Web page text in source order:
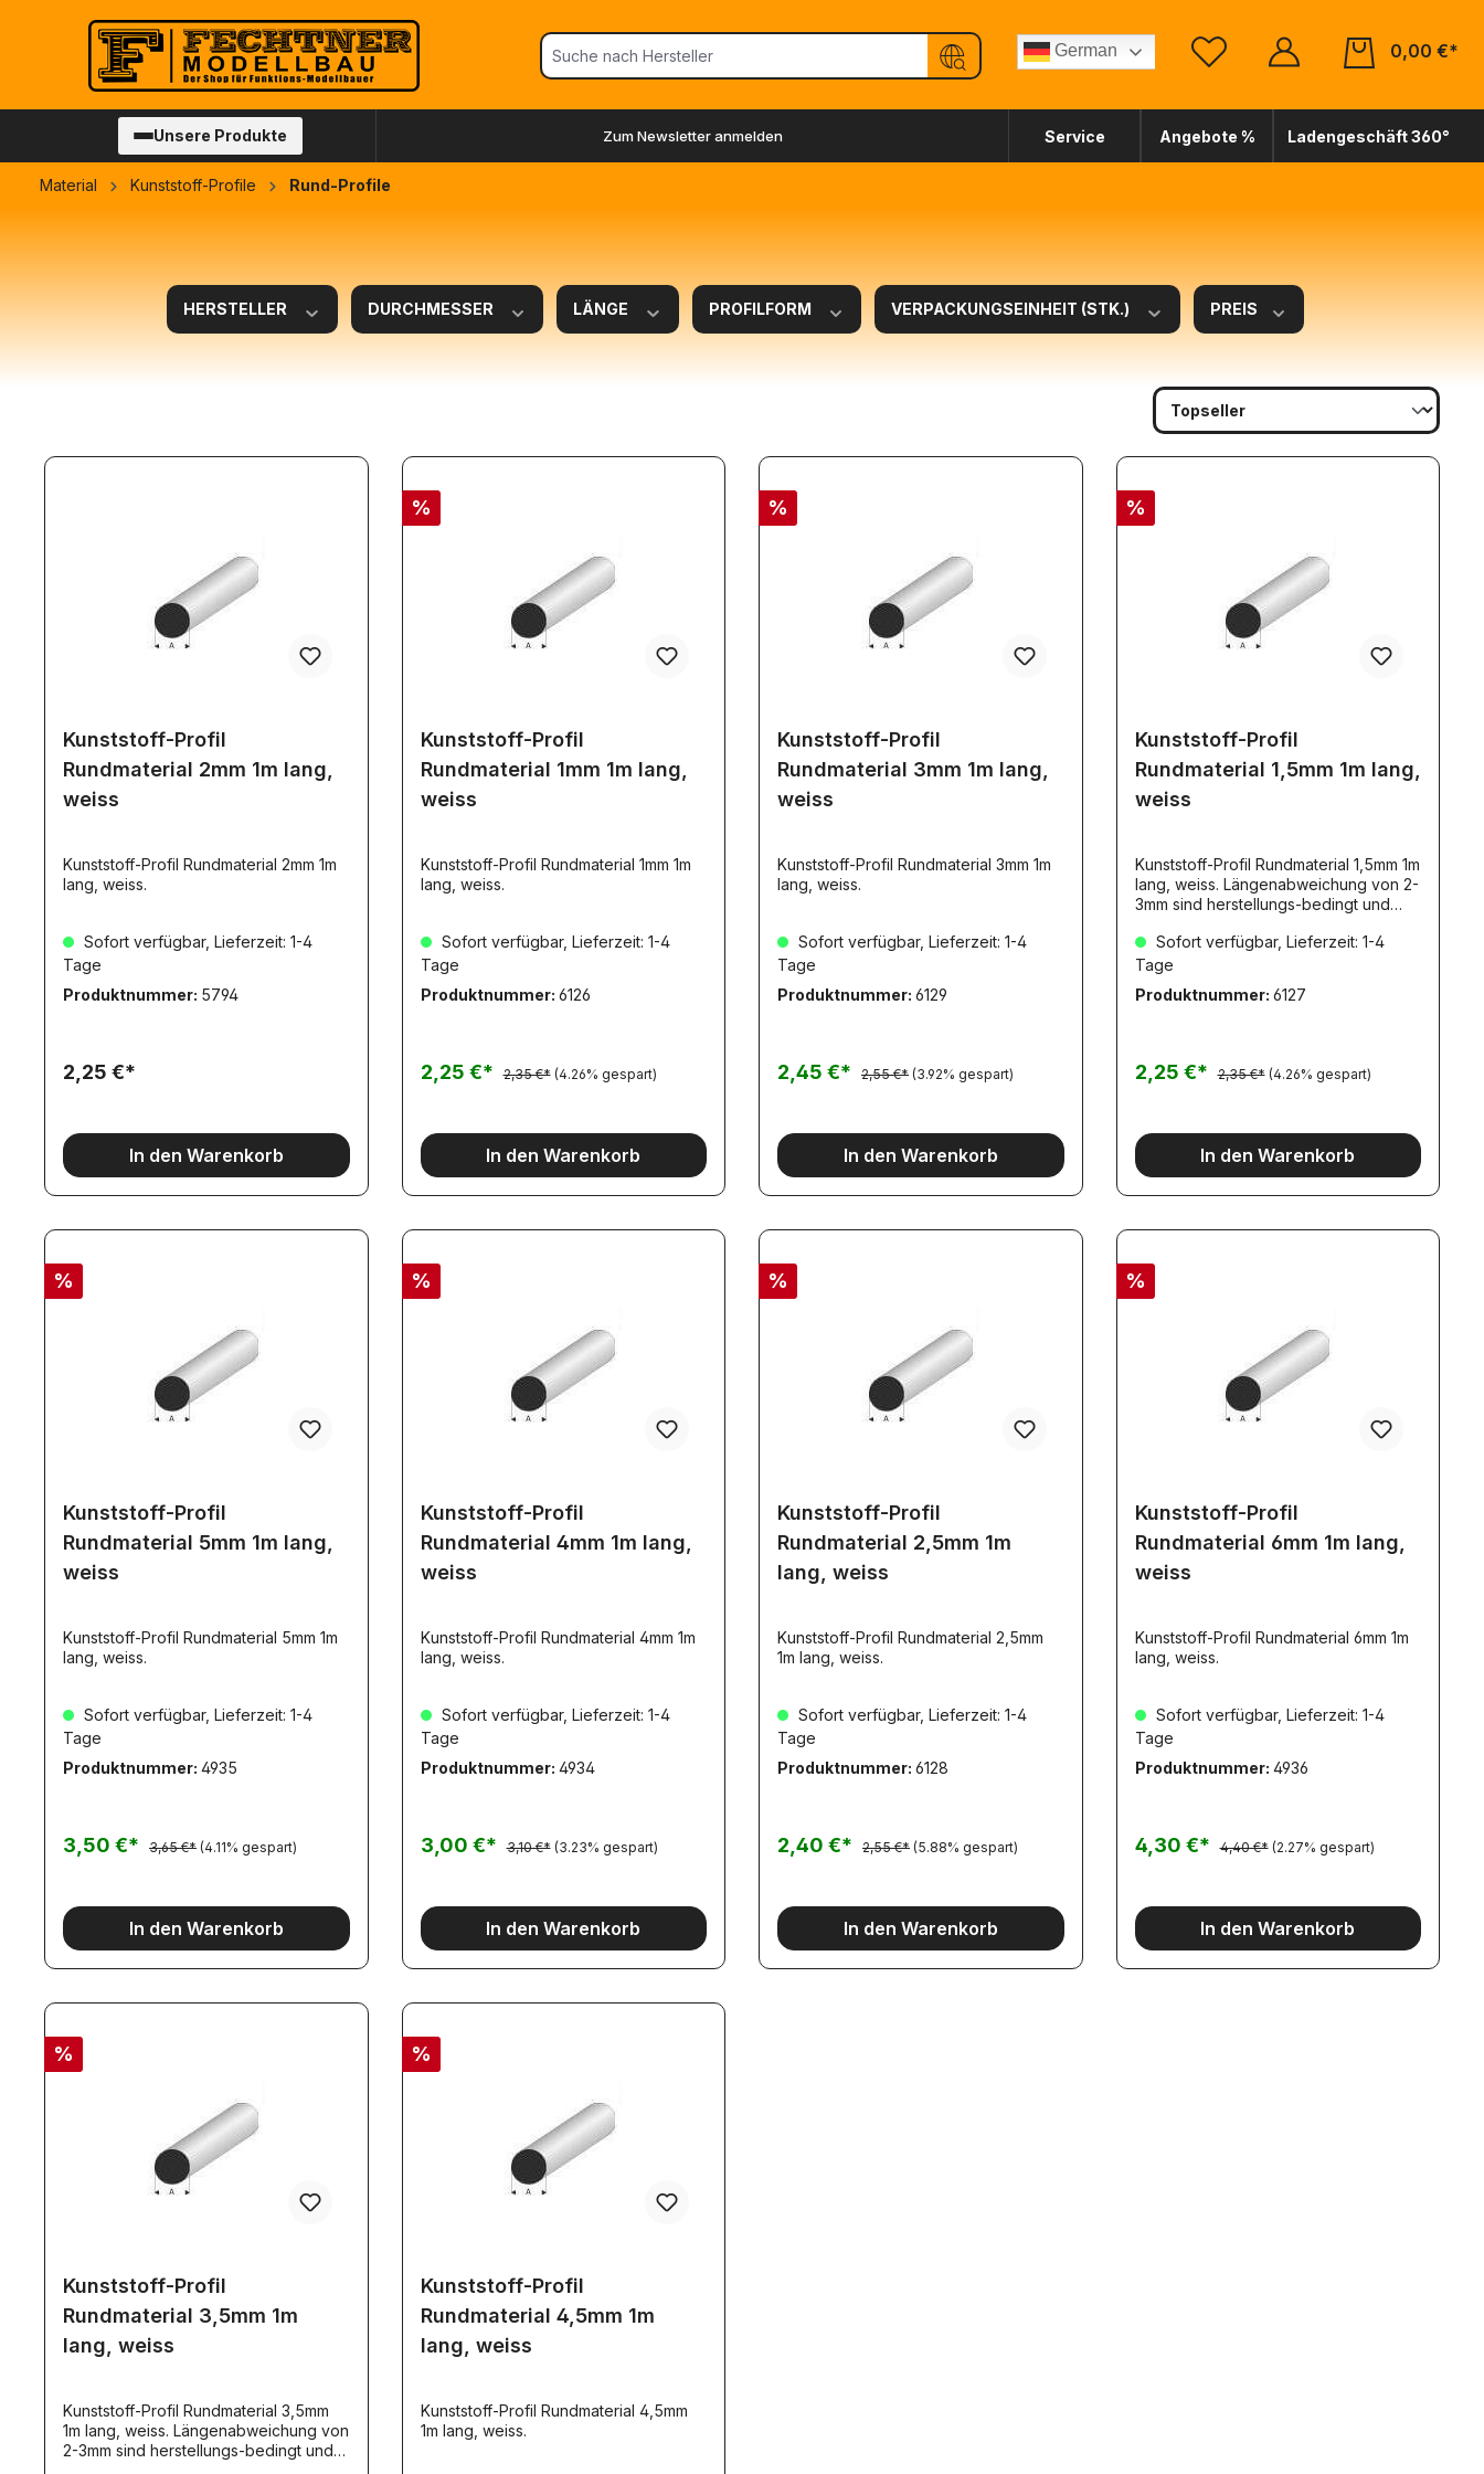
Zur Hauptnavigation springen
German
0,00 €*
Unsere Produkte Zum Newsletter anmelden Service Angebote % Ladengeschäft 360°
Material Kunststoff-Profile Rund-Profile
HERSTELLER DURCHMESSER LÄNGE PROFILFORM VERPACKUNGSEINHEIT (STK.) PREIS
Kunststoff-Profil
Rundmaterial 2mm 1m lang,
weiss
Kunststoff-Profil Rundmaterial 2mm 1m
lang, weiss.
Sofort verfügbar, Lieferzeit: 1-4
Tage
Produktnummer: 5794
2,25 €*
In den Warenkorb
%
Kunststoff-Profil
Rundmaterial 1mm 1m lang,
weiss
Kunststoff-Profil Rundmaterial 1mm 1m
lang, weiss.
Sofort verfügbar, Lieferzeit: 1-4
Tage
Produktnummer: 6126
2,25 €* 2,35 €* (4.26% gespart)
In den Warenkorb
%
Kunststoff-Profil
Rundmaterial 3mm 1m lang,
weiss
Kunststoff-Profil Rundmaterial 3mm 1m
lang, weiss.
Sofort verfügbar, Lieferzeit: 1-4
Tage
Produktnummer: 6129
2,45 €* 2,55 €* (3.92% gespart)
In den Warenkorb
%
Kunststoff-Profil
Rundmaterial 1,5mm 1m lang,
weiss
Kunststoff-Profil Rundmaterial 1,5mm 1m
lang, weiss. Längenabweichung von 2-
3mm sind herstellungs-bedingt und
KEINEN Mangel dar!Dieser Artikel
erfordert aufgrund seine Länge den
Beschreibung:Material ASA, weiß,
hohe Witterungs- und
Alterungsbeständigkeit. Klebbar unter
Bison-Plastikkleber und geeigneten
Sekundenklebern.
Sofort verfügbar, Lieferzeit: 1-4
Tage
Produktnummer: 6127
2,25 €* 2,35 €* (4.26% gespart)
In den Warenkorb
%
Kunststoff-Profil
Rundmaterial 5mm 1m lang,
weiss
Kunststoff-Profil Rundmaterial 5mm 1m
lang, weiss.
Sofort verfügbar, Lieferzeit: 1-4
Tage
Produktnummer: 4935
3,50 €* 3,65 €* (4.11% gespart)
In den Warenkorb
%
Kunststoff-Profil
Rundmaterial 4mm 1m lang,
weiss
Kunststoff-Profil Rundmaterial 4mm 1m
lang, weiss.
Sofort verfügbar, Lieferzeit: 1-4
Tage
Produktnummer: 4934
3,00 €* 3,10 €* (3.23% gespart)
In den Warenkorb
%
Kunststoff-Profil
Rundmaterial 2,5mm 1m
lang, weiss
Kunststoff-Profil Rundmaterial 2,5mm
1m lang, weiss.
Sofort verfügbar, Lieferzeit: 1-4
Tage
Produktnummer: 6128
2,40 €* 2,55 €* (5.88% gespart)
In den Warenkorb
%
Kunststoff-Profil
Rundmaterial 6mm 1m lang,
weiss
Kunststoff-Profil Rundmaterial 6mm 1m
lang, weiss.
Sofort verfügbar, Lieferzeit: 1-4
Tage
Produktnummer: 4936
4,30 €* 4,40 €* (2.27% gespart)
In den Warenkorb
%
Kunststoff-Profil
Rundmaterial 3,5mm 1m
lang, weiss
Kunststoff-Profil Rundmaterial 3,5mm
1m lang, weiss. Längenabweichung von
2-3mm sind herstellungs-bedingt und
%
Kunststoff-Profil
Rundmaterial 4,5mm 1m
lang, weiss
Kunststoff-Profil Rundmaterial 4,5mm
1m lang, weiss.